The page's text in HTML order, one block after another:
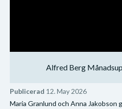
Alfred Berg
Publicerad 12. May 2026
Maria Granlund och Anna Jakobson